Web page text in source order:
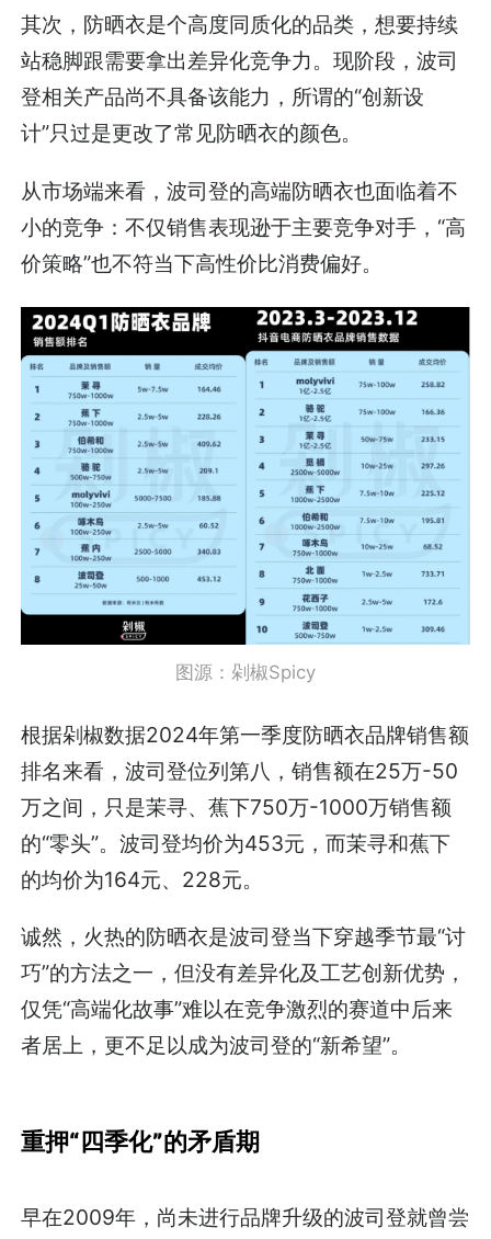
其次，防晒衣是个高度同质化的品类，想要持续
站稳脚跟需要拿出差异化竞争力。现阶段，波司
登相关产品尚不具备该能力，所谓的“创新设
计”只过是更改了常见防晒衣的颜色。
从市场端来看，波司登的高端防晒衣也面临着不
小的竞争：不仅销售表现逊于主要竞争对手，“高
价策略”也不符当下高性价比消费偏好。
图源：剁椒Spicy
根据剁椒数据2024年第一季度防晒衣品牌销售额
排名来看，波司登位列第八，销售额在25万-50
万之间，只是茉寻、蕉下750万-1000万销售额
的“零头”。波司登均价为453元，而茉寻和蕉下
的均价为164元、228元。
诚然，火热的防晒衣是波司登当下穿越季节最“讨
巧”的方法之一，但没有差异化及工艺创新优势，
仅凭“高端化故事”难以在竞争激烈的赛道中后来
者居上，更不足以成为波司登的“新希望”。
重押“四季化”的矛盾期
早在2009年，尚未进行品牌升级的波司登就曾尝